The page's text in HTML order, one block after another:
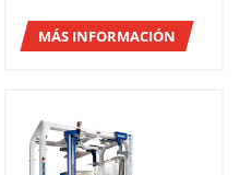
MÁS INFORMACIÓN